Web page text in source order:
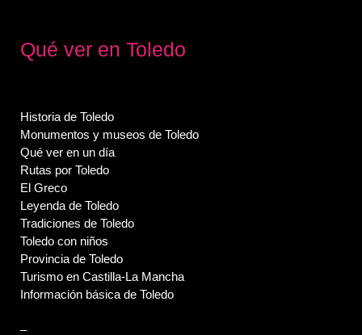
Qué ver en Toledo
Historia de Toledo
Monumentos y museos de Toledo
Qué ver en un día
Rutas por Toledo
El Greco
Leyenda de Toledo
Tradiciones de Toledo
Toledo con niños
Provincia de Toledo
Turismo en Castilla-La Mancha
Información básica de Toledo
–